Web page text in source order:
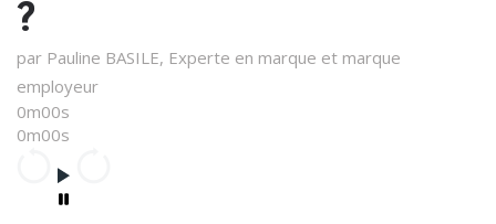
?
par Pauline BASILE, Experte en marque et marque
employeur
0m00s
0m00s